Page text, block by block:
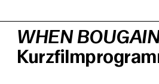
WHEN